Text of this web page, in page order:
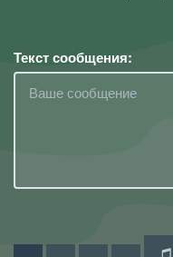
Текст сообщения: